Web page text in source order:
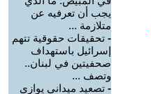
يجب أن تعرفيه عن
متلازمة ...
- تحقيقات حقوقية تتهم
إسرائيل باستهداف
صحفيتين في لبنان..
وتصف ...
- تصعيد ميداني يوازي